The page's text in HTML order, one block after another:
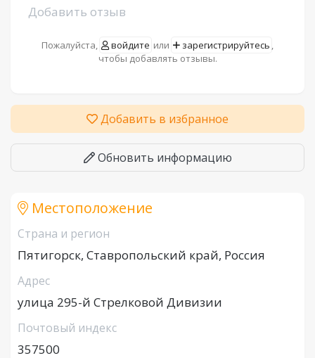
Добавить отзыв
Пожалуйста, войдите или зарегистрируйтесь ,
чтобы добавлять отзывы.
Добавить в избранное
Обновить информацию
Местоположение
Страна и регион
Пятигорск, Ставропольский край, Россия
Адрес
улица 295-й Стрелковой Дивизии
Почтовый индекс
357500